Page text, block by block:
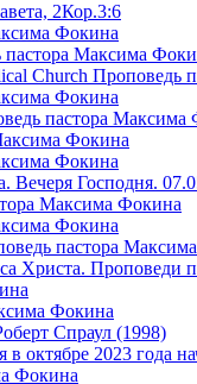
2Кор.3:6
Фокина
Максима
Church Проповедь
Фокина
пастора Максима
Фокина
Фокина
Вечеря Господня.
Максима Фокина
Фокина
пастора
Христа. Проповеди
Фокина
Спраул (1998)
в октябре
Фокина